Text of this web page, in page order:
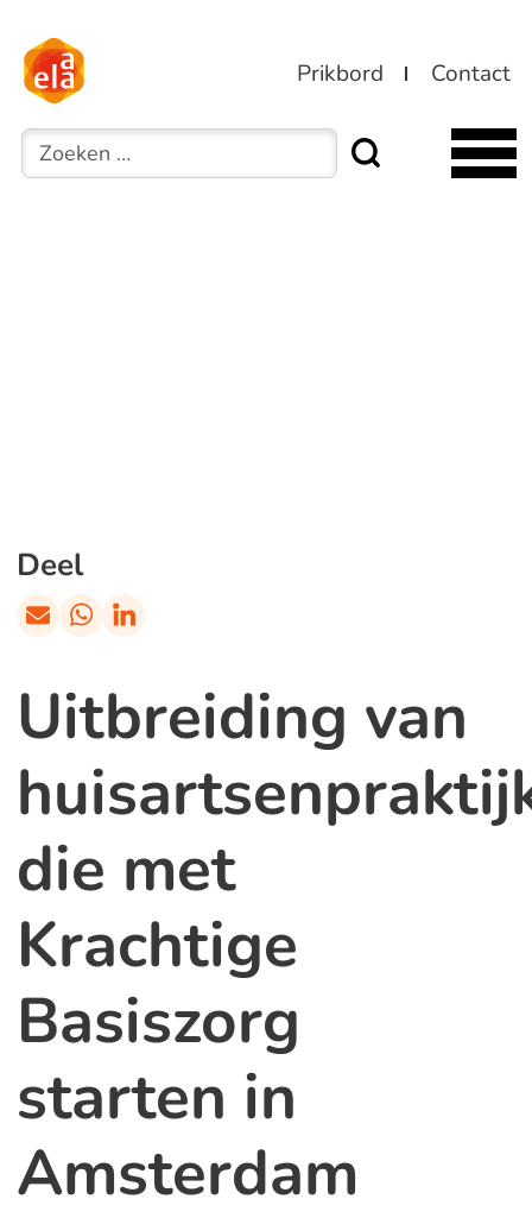
Prikbord Contact
Zoeken
Uitbreiding van
die met
Krachtige
Basiszorg
starten in
Amsterdam
Deel